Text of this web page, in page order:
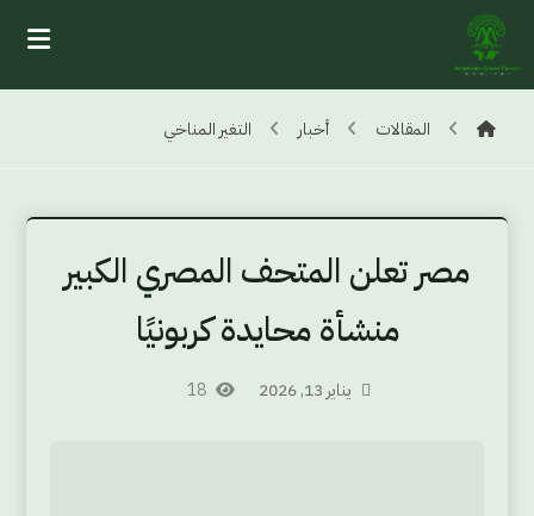
المقالات أخبار التغير المناخي
مصر تعلن المتحف المصري الكبير
منشأة محايدة كربونيًا
يناير 13, 2026 18